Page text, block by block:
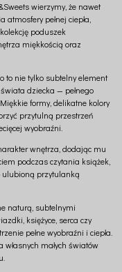
wierzymy, że nawet
pełnej ciepła,
poduszek
miękkością oraz
to nie tylko subtelny element
dziecka — pełnego
formy, delikatne kolory
przytulną przestrzeń
wyobraźni.
wnętrza, dodając mu
podczas czytania książek,
ulubioną przytulanką
naturą, subtelnymi
księżyce, serca czy
pełne wyobraźni i ciepła.
małych światów